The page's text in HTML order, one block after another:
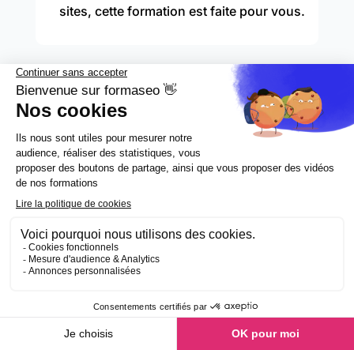
sites, cette formation est faite pour vous.
Pendant combien de temps
ai-je accès aux vidéos ?
Pendant 1 an ! Ce qui vous laisse
largement le temps de la réaliser plusieurs
fois si nécessaire. Et au bout d’un an, si
vous le souhaitez, vous pouvez renouveler
d’une année supplémentaire pour
seulement 39 € HT, ce qui vous permettra
d’obtenir toutes les mises à jour. Et nous,
permanence,vraiment.